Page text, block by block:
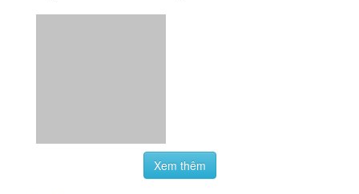
Xem thêm